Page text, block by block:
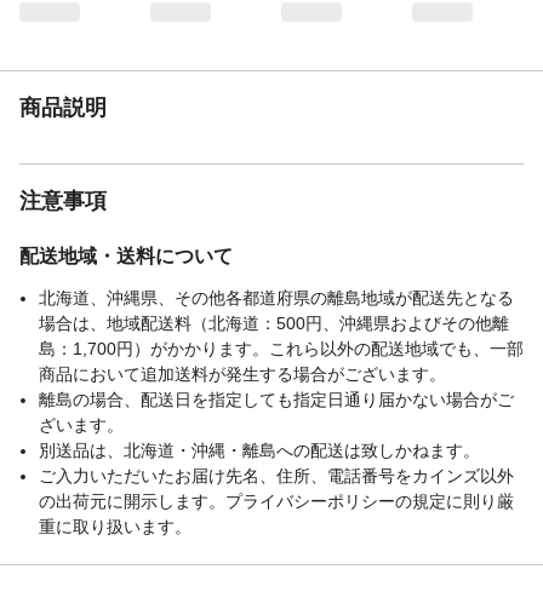
器を各都道府県/市町村の規則に従って、専
と。
注意事項
※画像の撮影状況、モニター環境により、
イメージと実際の色違って見える場合がご
ざいます。購入後に思っていた色と違う等
のクレーム・返品等は一切お受けできませ
によって、同じカラーでも若干の色の差が
生じる場合があります。同じ施工場所への
追加注文の場合は色ズレが生じる可能性が
商品説明
注意事項
配送地域・送料について
北海道、沖縄県、その他各都道府県の離島地域が配送先となる
場合は、地域配送料（北海道：500円、沖縄県およびその他離
島：1,700円）がかかります。これら以外の配送地域でも、一部
商品において追加送料が発生する場合がございます。
離島の場合、配送日を指定しても指定日通り届かない場合がご
ざいます。
別送品は、北海道・沖縄・離島への配送は致しかねます。
ご入力いただいたお届け先名、住所、電話番号をカインズ以外
の出荷元に開示します。プライバシーポリシーの規定に則り厳
重に取り扱います。